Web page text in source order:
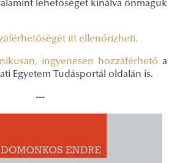
lehetőséget kínálva önmaguk
itt ellenőrizheti.
ingyenesen hozzáférhető a
Egyetem Tudásportál oldalán is.
---